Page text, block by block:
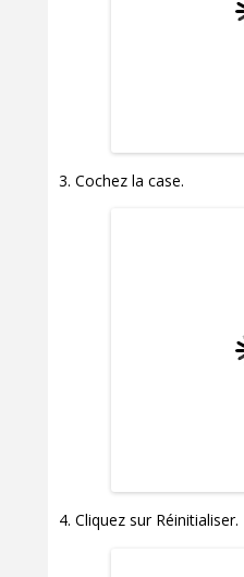
Cochez la case.
Cliquez sur Réinitialiser.